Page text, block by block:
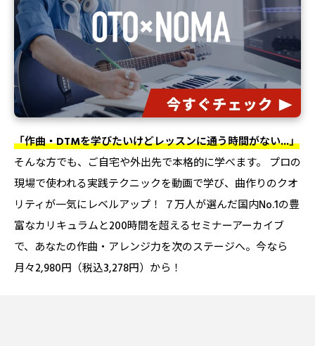
「作曲・DTMを学びたいけどレッスンに通う時間がない...」
そんな方でも、ご自宅や外出先で本格的に学べます。 プロの
現場で使われる実践テクニックを動画で学び、曲作りのクオ
リティが一気にレベルアップ！ ７万人が選んだ国内No.1の豊
富なカリキュラムと200時間を超えるセミナーアーカイブ
で、あなたの作曲・アレンジ力を次のステージへ。今なら
月々2,980円（税込3,278円）から！